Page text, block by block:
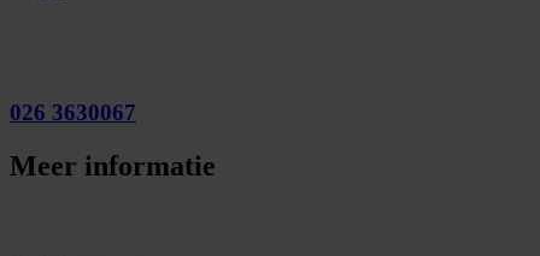
026 3630067
Meer informatie